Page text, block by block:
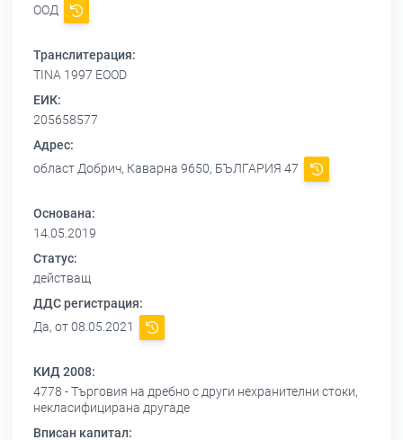
ООД
Транслитерация:
TINA 1997 EOOD
ЕИК:
205658577
Адрес:
област Добрич, Каварна 9650, БЪЛГАРИЯ 47
Основана:
14.05.2019
Статус:
действащ
ДДС регистрация:
Да, от 08.05.2021
КИД 2008:
4778 - Търговия на дребно с други нехранителни стоки,
некласифицирана другаде
Вписан капитал: